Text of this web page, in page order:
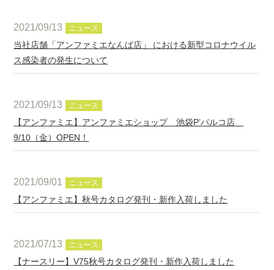
2021/09/13 ニュース
当社店舗「アンファミエなんば店」 における新型コロナウイル
ス感染者の発生について
2021/09/13 ニュース
【アンファミエ】アンファミエショップ 池袋P’パルコ店
9/10（金）OPEN！
2021/09/01 ニュース
【アンファミエ】秋号カタログ発刊・新作入荷しました
2021/07/13 ニュース
【ナースリー】V75秋号カタログ発刊・新作入荷しました